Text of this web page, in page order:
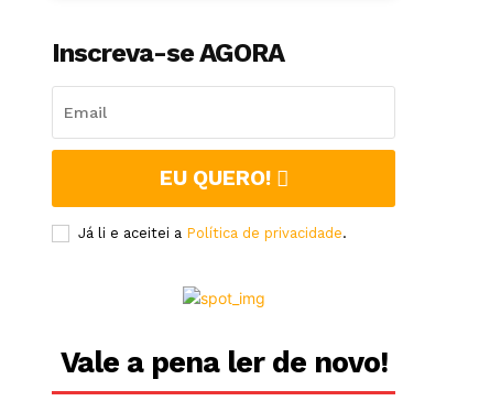
Inscreva-se AGORA
EU QUERO!
Já li e aceitei a Política de privacidade.
Vale a pena ler de novo!